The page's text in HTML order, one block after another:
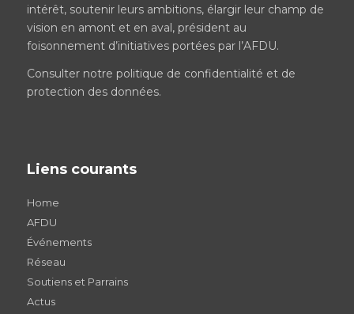
intérêt, soutenir leurs ambitions, élargir leur champ de
vision en amont et en aval, président au
foisonnement d’initiatives portées par l’AFDU.
Consulter notre politique de confidentialité et de
protection des données.
Liens courants
Home
AFDU
Événements
Réseau
Soutiens et Parrains
Actus